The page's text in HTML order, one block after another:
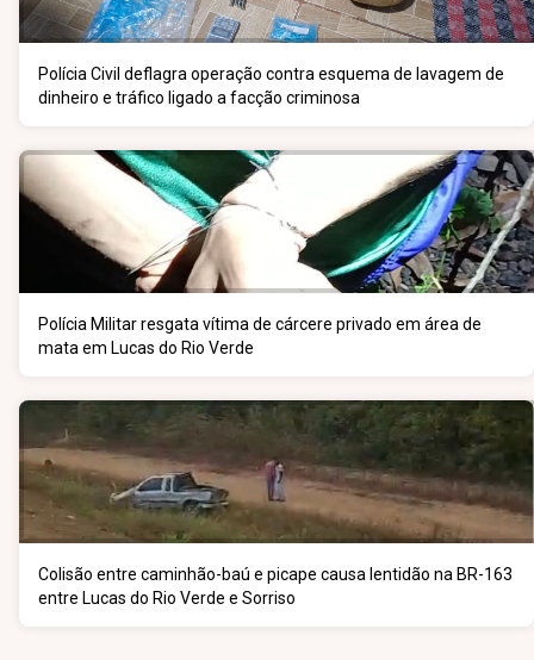
Polícia Civil deflagra operação contra esquema de lavagem de
dinheiro e tráfico ligado a facção criminosa
Polícia Militar resgata vítima de cárcere privado em área de
mata em Lucas do Rio Verde
Colisão entre caminhão-baú e picape causa lentidão na BR-163
entre Lucas do Rio Verde e Sorriso